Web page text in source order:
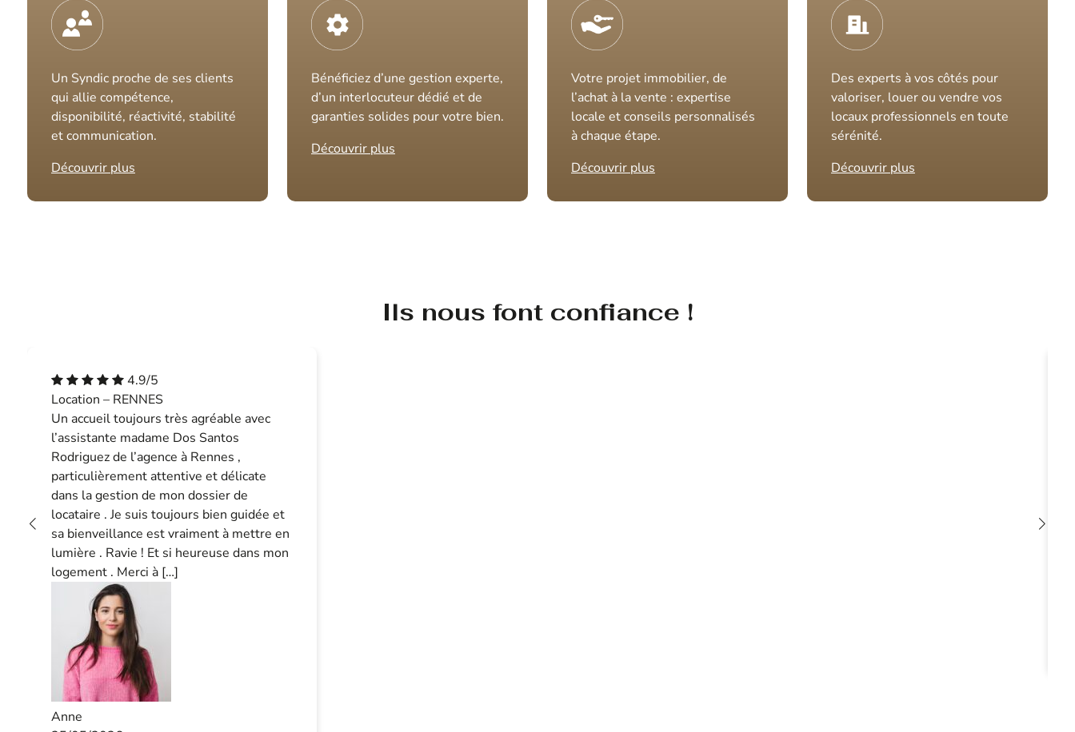
Un Syndic proche de ses clients
qui allie compétence,
disponibilité, réactivité, stabilité
et communication.
Découvrir plus
Bénéficiez d’une gestion experte,
d’un interlocuteur dédié et de
garanties solides pour votre bien.
Découvrir plus
Votre projet immobilier, de
l’achat à la vente : expertise
locale et conseils personnalisés
à chaque étape.
Découvrir plus
Des experts à vos côtés pour
valoriser, louer ou vendre vos
locaux professionnels en toute
sérénité.
Découvrir plus
Ils nous font confiance !
4.9/5
Location – RENNES
Un accueil toujours très agréable avec
l’assistante madame Dos Santos
Rodriguez de l’agence à Rennes ,
particulièrement attentive et délicate
dans la gestion de mon dossier de
locataire . Je suis toujours bien guidée et
sa bienveillance est vraiment à mettre en
lumière . Ravie ! Et si heureuse dans mon
logement . Merci à […]
Anne